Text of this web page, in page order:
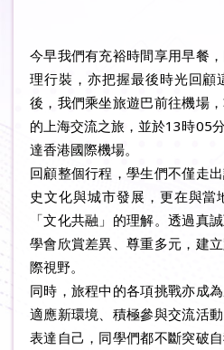
今早我們有充裕時間享用早餐
理行裝，亦把握最後時光回顧
後，我們乘坐旅遊巴前往機場
的上海交流之旅，並於13時05
達香港國際機場。
回顧整個行程，學生們不僅走
史文化與城市發展，更在與
「文化共融」的理解。透過真
學會欣賞差異、尊重多元，建
際視野。
同時，旅程中的各項挑戰亦成
適應新環境、積極參與交流活
表達自己，同學們都不斷突破